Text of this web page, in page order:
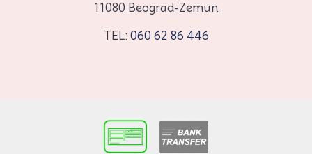
11080 Beograd-Zemun
TEL: 060 62 86 446